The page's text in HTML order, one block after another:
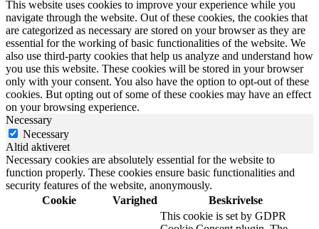
This website uses cookies to improve your experience while you
navigate through the website. Out of these cookies, the cookies that
are categorized as necessary are stored on your browser as they are
essential for the working of basic functionalities of the website. We
also use third-party cookies that help us analyze and understand how
you use this website. These cookies will be stored in your browser
only with your consent. You also have the option to opt-out of these
cookies. But opting out of some of these cookies may have an effect
on your browsing experience.
Necessary
Necessary
Altid aktiveret
Necessary cookies are absolutely essential for the website to
function properly. These cookies ensure basic functionalities and
security features of the website, anonymously.
Cookie
Varighed Beskrivelse
This cookie is set by GDPR